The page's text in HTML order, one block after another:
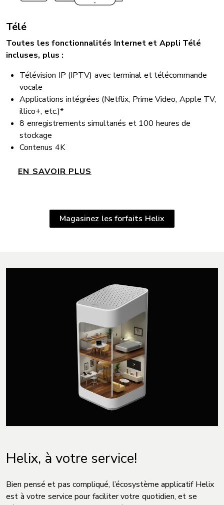
Télé
Toutes les fonctionnalités Internet et Appli Télé
incluses, plus :
Télévision IP (IPTV) avec terminal et télécommande
vocale
Applications intégrées (Netflix, Prime Video, Apple TV,
illico+, etc.)*
8 enregistrements simultanés et 100 heures de
stockage
Contenus 4K
EN SAVOIR PLUS
Magasinez les forfaits Helix
Helix, à votre service!
Bien pensé et pas compliqué, l’écosystème applicatif Helix
est à votre service pour faciliter votre quotidien, et se